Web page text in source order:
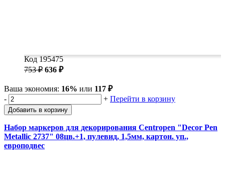
Код 195475
753 ₽ 636 ₽
Ваша экономия: 16% или 117 ₽
-
+ Перейти в корзину
Добавить в корзину
Набор маркеров для декорирования Centropen "Decor Pen
Metallic 2737" 08цв.+1, пулевид, 1,5мм, картон. уп.,
европодвес